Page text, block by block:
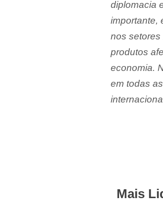
diplomacia
importante,
nos setores
produtos
economia.
em todas
Mais